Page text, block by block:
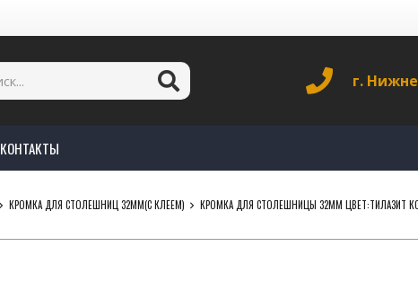
г.
КОНТАКТЫ
КРОМКА ДЛЯ СТОЛЕШНИЦ 32ММ(С КЛЕЕМ) КРОМКА ДЛЯ СТОЛЕШНИЦЫ 32ММ ЦВЕТ:ТИЛАЗИТ